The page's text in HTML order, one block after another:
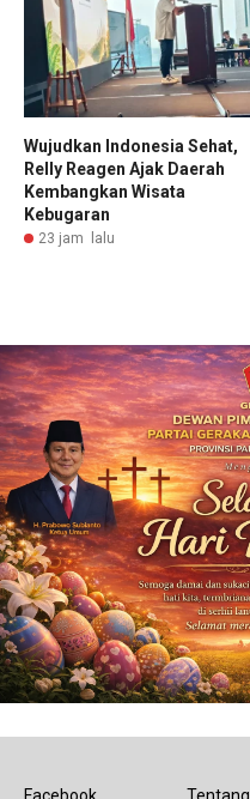
Wujudkan Indonesia Sehat,
Relly Reagen Ajak Daerah
Kembangkan Wisata
Kebugaran
23 jam lalu
Facebook Tentang